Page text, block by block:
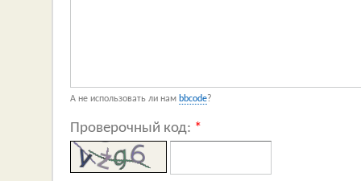
А не использовать ли нам bbcode?
Проверочный код: *